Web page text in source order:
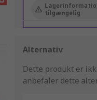
tilgængelig
Alternativ
Dette produkt er
anbefaler dette